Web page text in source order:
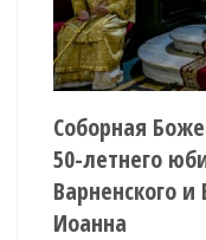
Соборная
50-летнего
Варненского и
Иоанна